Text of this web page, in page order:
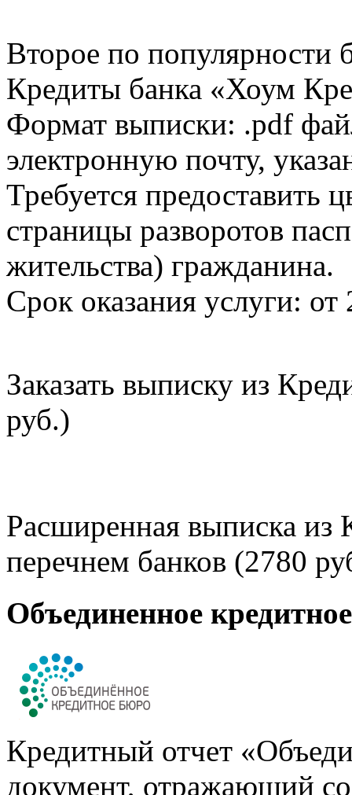
Второе по популярности
Кредиты банка «Хоум
Формат выписки: .pdf
электронную почту,
Требуется предоставить
страницы разворотов
жительства) гражданина.
Срок оказания услуги: от
Заказать выписку из
руб.)
Расширенная выписка из
перечнем банков (2780
Объединенное
Кредитный отчет
документ, отражающий